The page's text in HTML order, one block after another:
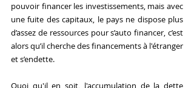
pouvoir financer les investissements, mais avec
une fuite des capitaux, le pays ne dispose plus
d’assez de ressources pour s’auto financer, c’est
alors qu’il cherche des financements à l'étranger
et s’endette.
Quoi qu'il en soit, l'accumulation de la dette